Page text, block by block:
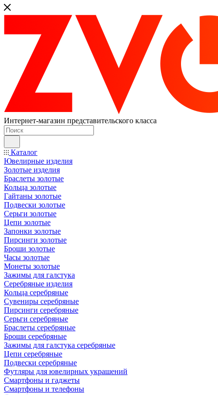
Интернет-магазин представительского класса
Каталог
Ювелирные изделия
Золотые изделия
Браслеты золотые
Кольца золотые
Гайтаны золотые
Подвески золотые
Серьги золотые
Цепи золотые
Запонки золотые
Пирсинги золотые
Броши золотые
Часы золотые
Монеты золотые
Зажимы для галстука
Серебряные изделия
Кольца серебряные
Сувениры серебряные
Пирсинги серебряные
Серьги серебряные
Браслеты серебряные
Броши серебряные
Зажимы для галстука серебряные
Цепи серебряные
Подвески серебряные
Футляры для ювелирных украшений
Смартфоны и гаджеты
Смартфоны и телефоны